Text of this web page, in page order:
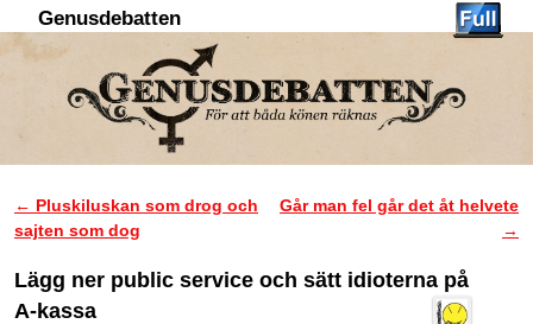
Genusdebatten
Inläggsnavigering
← Pluskiluskan som drog och
sajten som dog
Går man fel går det åt helvete
→
Lägg ner public service och sätt idioterna på
A-kassa